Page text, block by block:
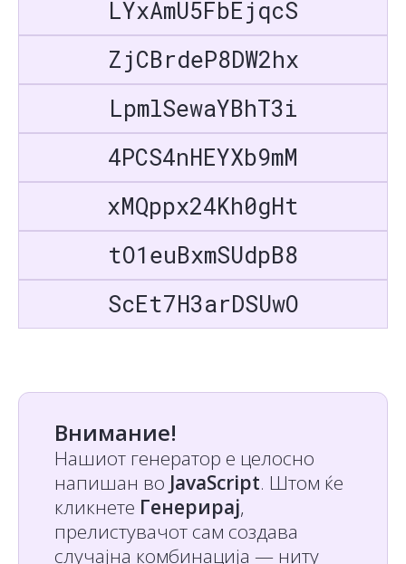
LYxAmU5FbEjqcS
ZjCBrdeP8DW2hx
LpmlSewaYBhT3i
4PCS4nHEYXb9mM
xMQppx24Kh0gHt
tO1euBxmSUdpB8
ScEt7H3arDSUwO
Внимание!
Нашиот генератор е целосно
напишан во JavaScript. Штом ќе
кликнете Генерирај,
прелистувачот сам создава
случајна комбинација — ниту